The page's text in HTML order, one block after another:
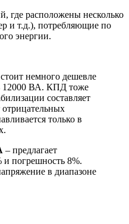
где расположены несколько
и т.д.), потребляющие по
энергии.
немного дешевле
12000 ВА. КПД тоже
составляет
только в
– предлагает
погрешность 8%.
в диапазоне